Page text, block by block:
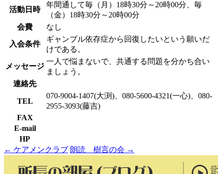
活動日時
年間通して毎（月）18時30分～20時00分、毎
（金）18時30分～20時00分
会費
なし
入会条件
ギャンブル依存症から回復したいという願いだ
けである。
メッセージ
一人で悩まないで、共通する問題を分かち合い
ましょう。
連絡先
TEL
070-9004-1407(大渕)、080-5600-4321(一心)、080-
2955-3093(藤吉)
FAX
E-mail
HP
投
← ケアメンクラブ 朗読 樹言の会 →